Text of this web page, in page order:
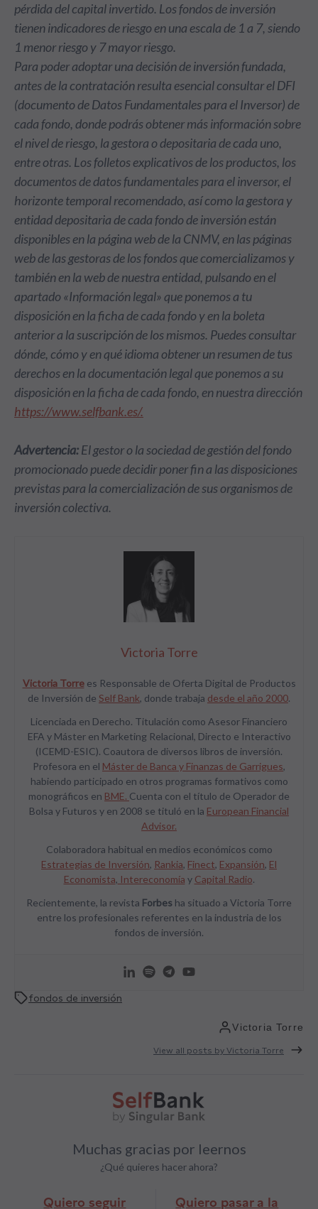
pérdida del capital invertido. Los fondos de inversión
tienen indicadores de riesgo en una escala de 1 a 7, siendo
1 menor riesgo y 7 mayor riesgo.
Para poder adoptar una decisión de inversión fundada,
antes de la contratación resulta esencial consultar el DFI
(documento de Datos Fundamentales para el Inversor) de
cada fondo, donde podrás obtener más información sobre
el nivel de riesgo, la gestora o depositaria de cada uno,
entre otras. Los folletos explicativos de los productos, los
documentos de datos fundamentales para el inversor, el
horizonte temporal recomendado, así como la gestora y
entidad depositaria de cada fondo de inversión están
disponibles en la página web de la CNMV, en las páginas
web de las gestoras de los fondos que comercializamos y
también en la web de nuestra entidad, pulsando en el
apartado «Información legal» que ponemos a tu
disposición en la ficha de cada fondo y en la boleta
anterior a la suscripción de los mismos. Puedes consultar
dónde, cómo y en qué idioma obtener un resumen de tus
derechos en la documentación legal que ponemos a su
disposición en la ficha de cada fondo, en nuestra dirección
https://www.selfbank.es/.
Advertencia:El gestor o la sociedad de gestión del fondo
promocionado puede decidir poner fin a las disposiciones
previstas para la comercialización de sus organismos de
inversión colectiva.
Victoria Torre
Victoria Torrees Responsable de Oferta Digital de Productos
de Inversión de Self Bank, donde trabaja desde el año 2000.
Licenciada en Derecho. Titulación como Asesor Financiero
EFA y Máster en Marketing Relacional, Directo e Interactivo
(ICEMD-ESIC). Coautora de diversos libros de inversión.
Profesora en el Máster de Banca y Finanzas de Garrigues,
habiendo participado en otros programas formativos como
monográficos en BME. Cuenta con el título de Operador de
Bolsa y Futuros y en 2008 se tituló en la European Financial
Advisor.
Colaboradora habitual en medios económicos como
Estrategias de Inversión, Rankia, Finect, Expansión, El
Economista, Intereconomía y Capital Radio.
Recientemente, la revista Forbes ha situado a Victoria Torre
entre los profesionales referentes en la industria de los
fondos de inversión.
fondos de inversión
Victoria Torre
View all posts by Victoria Torre
Muchas gracias por leernos
¿Qué quieres hacer ahora?
Quiero seguir
Quiero pasar a la